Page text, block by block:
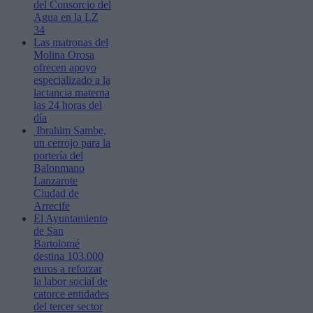
del Consorcio del
Agua en la LZ
34
Las matronas del
Molina Orosa
ofrecen apoyo
especializado a la
lactancia materna
las 24 horas del
día
Ibrahim Sambe,
un cerrojo para la
portería del
Balonmano
Lanzarote
Ciudad de
Arrecife
El Ayuntamiento
de San
Bartolomé
destina 103.000
euros a reforzar
la labor social de
catorce entidades
del tercer sector